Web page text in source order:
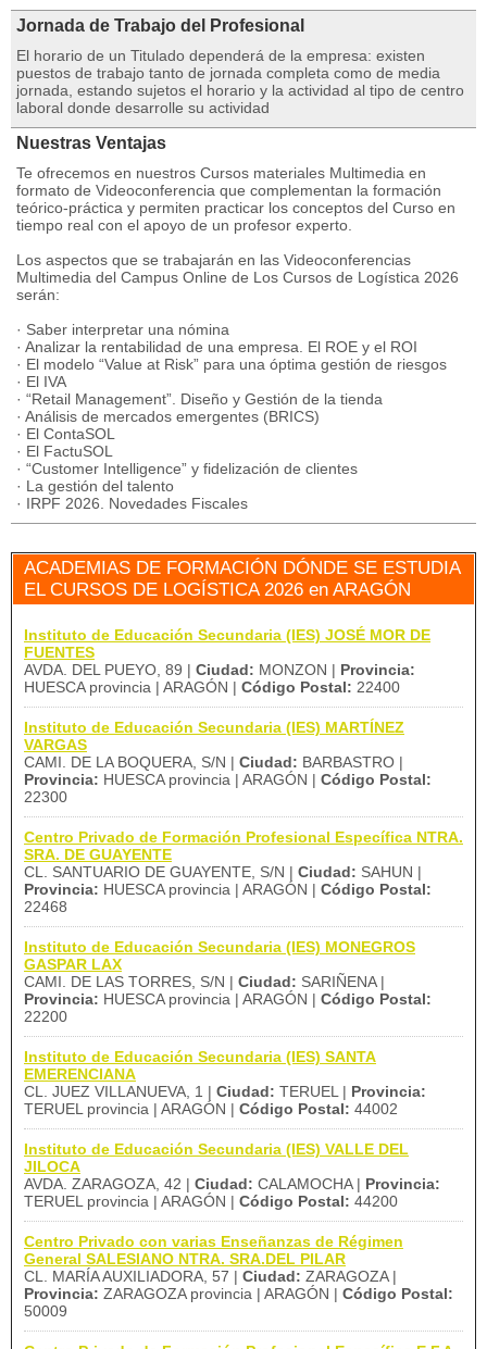
Jornada de Trabajo del Profesional
El horario de un Titulado dependerá de la empresa: existen
puestos de trabajo tanto de jornada completa como de media
jornada, estando sujetos el horario y la actividad al tipo de centro
laboral donde desarrolle su actividad
Nuestras Ventajas
Te ofrecemos en nuestros Cursos materiales Multimedia en
formato de Videoconferencia que complementan la formación
teórico-práctica y permiten practicar los conceptos del Curso en
tiempo real con el apoyo de un profesor experto.
Los aspectos que se trabajarán en las Videoconferencias
Multimedia del Campus Online de Los Cursos de Logística 2026
serán:
· Saber interpretar una nómina
· Analizar la rentabilidad de una empresa. El ROE y el ROI
· El modelo “Value at Risk” para una óptima gestión de riesgos
· El IVA
· “Retail Management”. Diseño y Gestión de la tienda
· Análisis de mercados emergentes (BRICS)
· El ContaSOL
· El FactuSOL
· “Customer Intelligence” y fidelización de clientes
· La gestión del talento
· IRPF 2026. Novedades Fiscales
ACADEMIAS DE FORMACIÓN DÓNDE SE ESTUDIA
EL CURSOS DE LOGÍSTICA 2026 en ARAGÓN
Instituto de Educación Secundaria (IES) JOSÉ MOR DE
FUENTES
AVDA. DEL PUEYO, 89 | Ciudad: MONZON | Provincia:
HUESCA provincia | ARAGÓN | Código Postal: 22400
Instituto de Educación Secundaria (IES) MARTÍNEZ
VARGAS
CAMI. DE LA BOQUERA, S/N | Ciudad: BARBASTRO |
Provincia: HUESCA provincia | ARAGÓN | Código Postal:
22300
Centro Privado de Formación Profesional Específica NTRA.
SRA. DE GUAYENTE
CL. SANTUARIO DE GUAYENTE, S/N | Ciudad: SAHUN |
Provincia: HUESCA provincia | ARAGÓN | Código Postal:
22468
Instituto de Educación Secundaria (IES) MONEGROS
GASPAR LAX
CAMI. DE LAS TORRES, S/N | Ciudad: SARIÑENA |
Provincia: HUESCA provincia | ARAGÓN | Código Postal:
22200
Instituto de Educación Secundaria (IES) SANTA
EMERENCIANA
CL. JUEZ VILLANUEVA, 1 | Ciudad: TERUEL | Provincia:
TERUEL provincia | ARAGÓN | Código Postal: 44002
Instituto de Educación Secundaria (IES) VALLE DEL
JILOCA
AVDA. ZARAGOZA, 42 | Ciudad: CALAMOCHA | Provincia:
TERUEL provincia | ARAGÓN | Código Postal: 44200
Centro Privado con varias Enseñanzas de Régimen
General SALESIANO NTRA. SRA.DEL PILAR
CL. MARÍA AUXILIADORA, 57 | Ciudad: ZARAGOZA |
Provincia: ZARAGOZA provincia | ARAGÓN | Código Postal:
50009